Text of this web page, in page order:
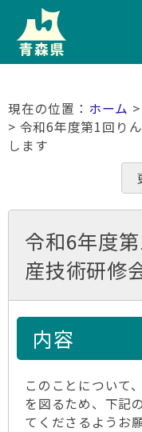
ホーム >
> 令和6年度第1回り
します
令和6年度
産技術研修
内容
このことについて
を図るため、下記
てくださるようお